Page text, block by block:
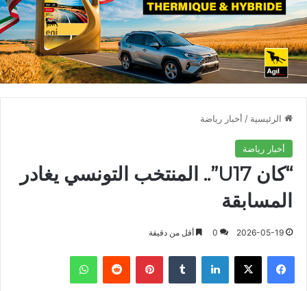
الرئيسية / أخبار رياضة
أخبار رياضة
“كان U17”.. المنتخب التونسي يغادر
المسابقة
2026-05-19
0 أقل من دقيقة
فيسبوك X لينكدإن بينتيريست واتساب